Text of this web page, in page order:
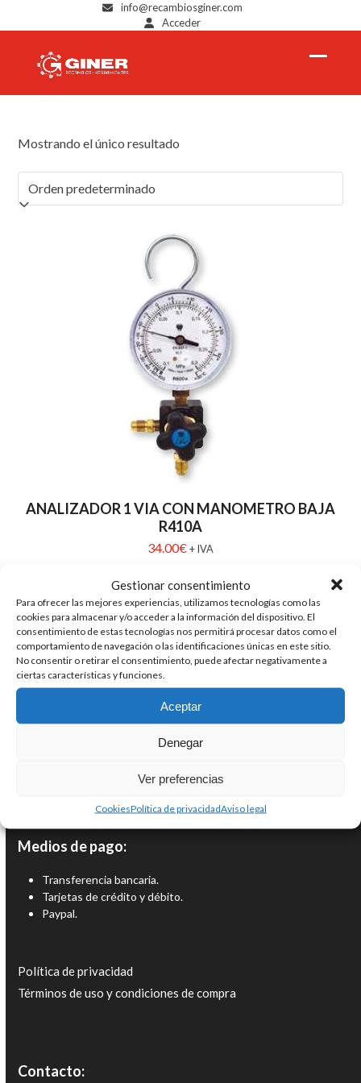
Gestionar consentimiento
Para ofrecer las mejores experiencias, utilizamos tecnologías como las
cookies para almacenar y/o acceder a la información del dispositivo. El
consentimiento de estas tecnologías nos permitirá procesar datos como el
comportamiento de navegación o las identificaciones únicas en este sitio.
No consentir o retirar el consentimiento, puede afectar negativamente a
ciertas características y funciones.
Aceptar
Denegar
Ver preferencias
CookiesPolítica de privacidadAviso legal
to
info@recambiosginer.com
Acceder
Mostrando el único resultado
ANALIZADOR 1 VIA CON MANOMETRO BAJA
R410A
34.00€+ IVA
Medios de pago:
Transferencia bancaria.
Tarjetas de crédito y débito.
Paypal.
Política de privacidad
Términos de uso y condiciones de compra
Contacto: